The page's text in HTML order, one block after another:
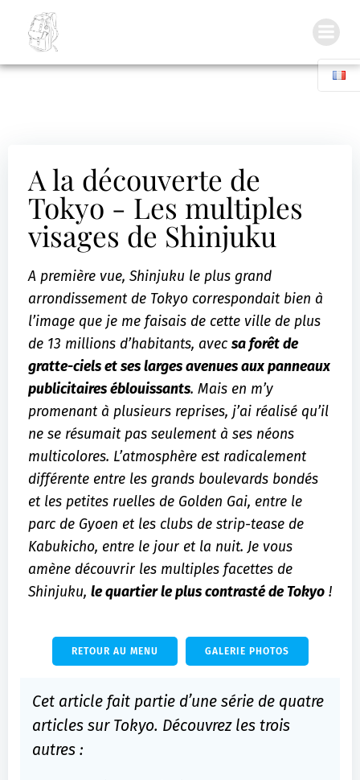
A la découverte de
Tokyo - Les multiples
visages de Shinjuku
A première vue, Shinjuku le plus grand
arrondissement de Tokyo correspondait bien à
l’image que je me faisais de cette ville de plus
de 13 millions d’habitants, avecsa forêt de
gratte-ciels et ses larges avenues aux panneaux
publicitaires éblouissants. Mais en m’y
promenant à plusieurs reprises, j’ai réalisé qu’il
ne se résumait pas seulement à ses néons
multicolores. L’atmosphère est radicalement
différente entre les grands boulevards bondés
et les petites ruelles de Golden Gai, entre le
parc de Gyoen et les clubs de strip-tease de
Kabukicho, entre le jour et la nuit. Je vous
amène découvrir les multiples facettes de
Shinjuku, le quartier le plus contrasté de Tokyo !
RETOUR AU MENU GALERIE PHOTOS
Cet article fait partie d’une série de quatre
articles sur Tokyo. Découvrez les trois
autres :